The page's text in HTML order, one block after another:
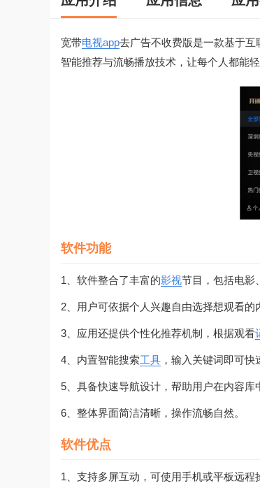
宽带电视app去广告不收费版是一款基于
智能推荐与流畅播放技术，让每个人都能
软件功能
1、软件整合了丰富的影视节目，包括电影
2、用户可依据个人兴趣自由选择想观看的
3、应用还提供个性化推荐机制，根据观看
4、内置智能搜索工具 ，输入关键词即可快
5、具备快速导航设计，帮助用户在内容库
6、整体界面简洁清晰，操作流畅自然。
软件优点
1、支持多屏互动，可使用手机或平板远程